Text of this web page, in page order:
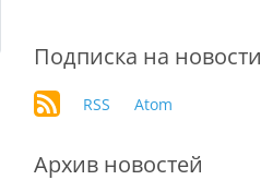
Подписка на новости
RSS Atom
Архив новостей